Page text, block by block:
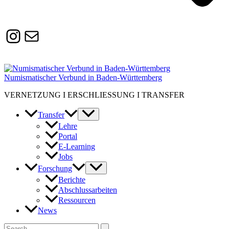
Instagram
Susanne.Boerner@zaw.uni-
heidelberg.de
Numismatischer Verbund in Baden-Württemberg
VERNETZUNG I ERSCHLIESSUNG I TRANSFER
Transfer
Lehre
Portal
E-Learning
Jobs
Forschung
Berichte
Abschlussarbeiten
Ressourcen
News